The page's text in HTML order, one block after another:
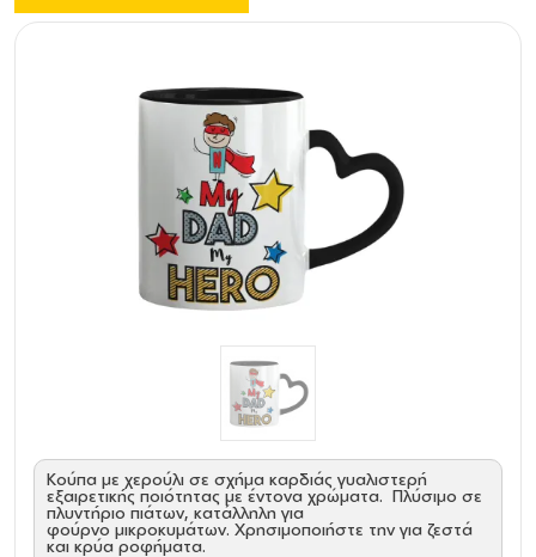
Κούπα με χερούλι σε σχήμα καρδιάς γυαλιστερή
εξαιρετικής ποιότητας με έντονα χρώματα. Πλύσιμο σε
πλυντήριο πιάτων, κατάλληλη για
φούρνο μικροκυμάτων. Χρησιμοποιήστε την για ζεστά
και κρύα ροφήματα.